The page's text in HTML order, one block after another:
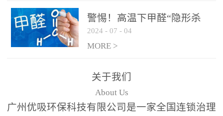
警惕！高温下甲醛“隐形杀
手”来袭，你的家安全吗？
2024 - 07 - 04
MORE >
关于我们
About Us
广州优吸环保科技有限公司是一家全国连锁治理